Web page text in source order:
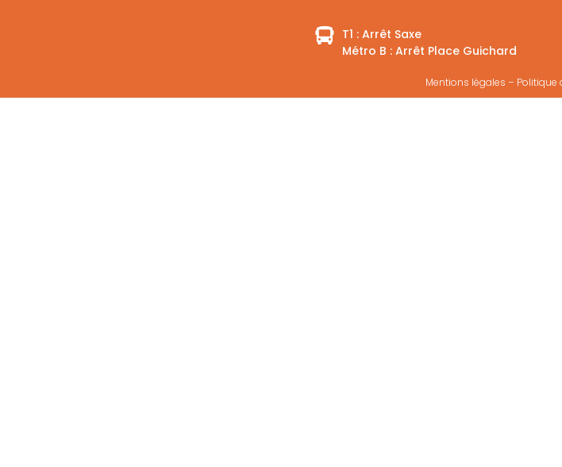
T1 : Arrêt Saxe
Métro B : Arrêt Place Guichard
Mentions légales – Politique